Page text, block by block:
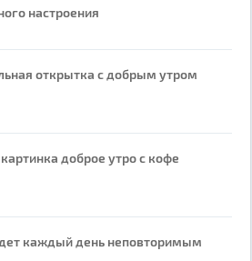
настроения
открытка с добрым утром
доброе утро с кофе
каждый день неповторимым